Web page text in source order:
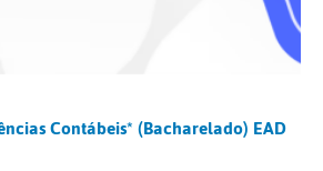
Contábeis* (Bacharelado) EAD